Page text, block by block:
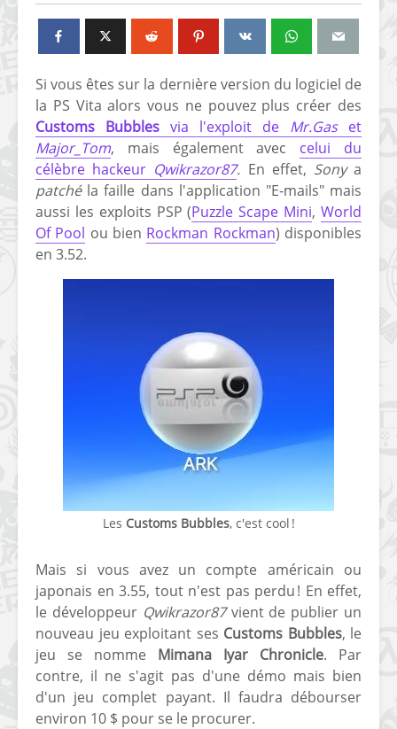
Si vous êtes sur la dernière version du logiciel de
la PS Vita alors vous ne pouvez plus créer des
Customs Bubbles via l'exploit de Mr.Gaset
Major_Tom, mais également avec celui du
célèbre hackeur Qwikrazor87. En effet, Sonya
patchéla faille dans l'application "E-mails" mais
aussi les exploits PSP (Puzzle Scape Mini,World
Of Pool ou bien Rockman Rockman) disponibles
en 3.52.
Les Customs Bubbles, c'est cool !
Mais si vous avez un compte américain ou
japonais en 3.55, tout n'est pas perdu ! En effet,
le développeur Qwikrazor87vient de publier un
nouveau jeu exploitant ses Customs Bubbles, le
jeu se nomme Mimana Iyar Chronicle. Par
contre, il ne s'agit pas d'une démo mais bien
d'un jeu complet payant. Il faudra débourser
environ 10 $ pour se le procurer.
[Vita] Ouverture de
KyûHEN, le nouveau
concours de
homebrews
[PSP] Débricker une
PSP 2000/3000 est
désormais
[Switch]
nouveaux
SX Lite
[Switch]
SX Lite :